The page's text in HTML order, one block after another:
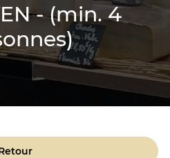
- (min. 4